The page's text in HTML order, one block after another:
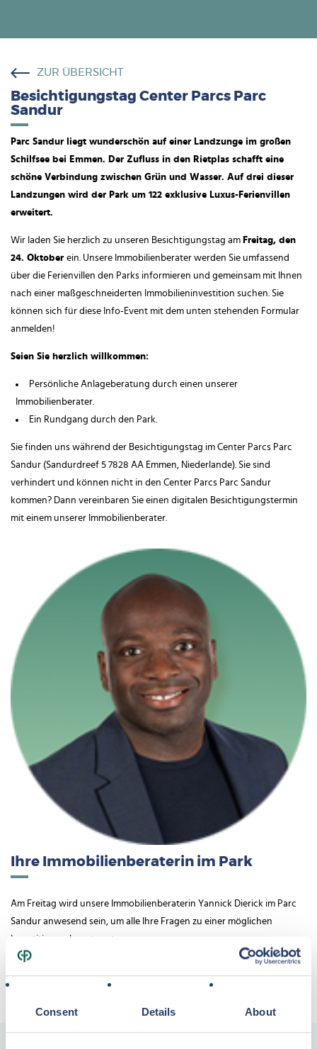
Consent Details About
ZUR ÜBERSICHT
Besichtigungstag Center Parcs Parc
Sandur
Parc Sandur liegt wunderschön auf einer Landzunge im großen
Schilfsee bei Emmen. Der Zufluss in den Rietplas schafft eine
schöne Verbindung zwischen Grün und Wasser. Auf drei dieser
Landzungen wird der Park um 122 exklusive Luxus-Ferienvillen
erweitert.
Wir laden Sie herzlich zu unseren Besichtigungstag am Freitag, den
24. Oktober ein. Unsere Immobilienberater werden Sie umfassend
über die Ferienvillen den Parks informieren und gemeinsam mit Ihnen
nach einer maßgeschneiderten Immobilieninvestition suchen. Sie
können sich für diese Info-Event mit dem unten stehenden Formular
anmelden!
Seien Sie herzlich willkommen:
Persönliche Anlageberatung durch einen unserer
Immobilienberater.
Ein Rundgang durch den Park.
Sie finden uns während der Besichtigungstag im Center Parcs Parc
Sandur (Sandurdreef 5 7828 AA Emmen, Niederlande). Sie sind
verhindert und können nicht in den Center Parcs Parc Sandur
kommen? Dann vereinbaren Sie einen digitalen Besichtigungstermin
mit einem unserer Immobilienberater.
Ihre Immobilienberaterin im Park
Am Freitag wird unsere Immobilienberaterin Yannick Dierick im Parc
Sandur anwesend sein, um alle Ihre Fragen zu einer möglichen
Investition zu beantworten.
Telefonnummer: +32 471 51 27 42